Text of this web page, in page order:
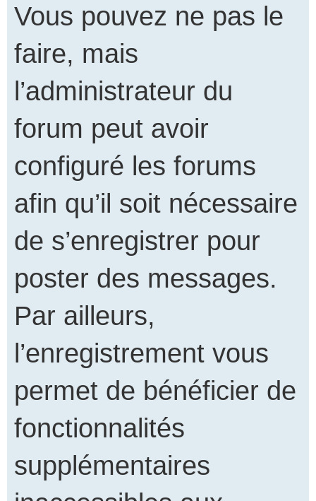
Vous pouvez ne pas le
faire, mais
l’administrateur du
forum peut avoir
configuré les forums
afin qu’il soit nécessaire
de s’enregistrer pour
poster des messages.
Par ailleurs,
l’enregistrement vous
permet de bénéficier de
fonctionnalités
supplémentaires